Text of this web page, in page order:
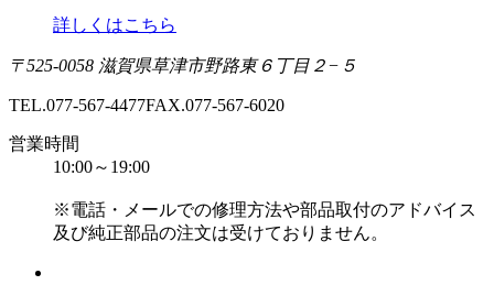
詳しくはこちら
〒525-0058 滋賀県草津市野路東６丁目２−５
TEL.077-567-4477FAX.077-567-6020
営業時間
10:00～19:00
※電話・メールでの修理方法や部品取付のアドバイス
及び純正部品の注文は受けておりません。